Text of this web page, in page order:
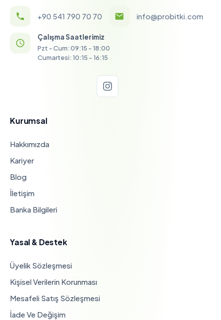
+90 541 790 70 70 info@probitki.com
Çalışma Saatlerimiz
Pzt - Cum: 09:15 - 18:00
Cumartesi: 10:15 - 16:15
Kurumsal
Hakkımızda
Kariyer
Blog
İletişim
Banka Bilgileri
Yasal & Destek
Üyelik Sözleşmesi
Kişisel Verilerin Korunması
Mesafeli Satış Sözleşmesi
İade Ve Değişim